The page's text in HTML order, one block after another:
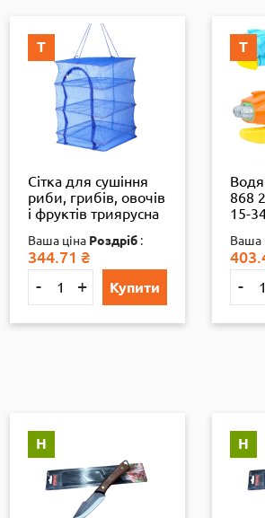
Т
Сітка для сушіння
риби, грибів, овочів
і фруктів триярусна
(35892)
Ваша ціна Роздріб :
344.71 ₴
- + Купити
Т
868
15-
Ваша
-
Н Н